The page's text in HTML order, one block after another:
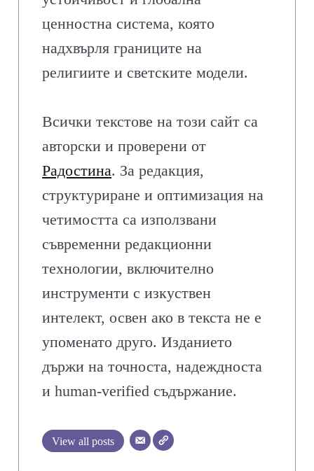
ценностна система, която
надхвърля границите на
религиите и светските модели.
Всички текстове на този сайт са
авторски и проверени от
Радостина. За редакция,
структуриране и оптимизация на
четимостта са използвани
съвременни редакционни
технологии, включително
инструменти с изкуствен
интелект, освен ако в текста не е
упоменато друго. Изданието
държи на точноста, надеждноста
и human-verified съдържание.
View all posts